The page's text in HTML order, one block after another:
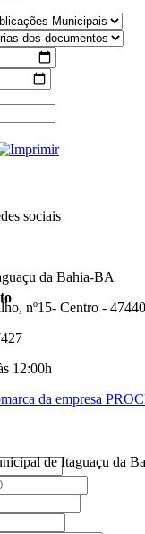
sociais
da Bahia-BA
nº15- Centro -
12:00h
de Itaguaçu da